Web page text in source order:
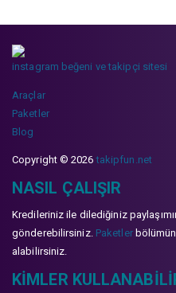
instagram beğeni ve takipçi sitesi
Araçlar
Paketler
Blog
Copyright © 2026takipfun.net
NASIL ÇALIŞIR
Kredileriniz ile dilediğiniz
gönderebilirsiniz. Paketler
alabilirsiniz.
KIMLER